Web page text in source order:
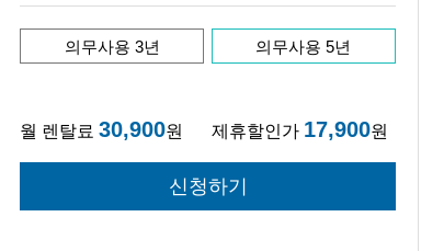
의무사용 3년 의무사용 5년
월 렌탈료 30,900원 제휴할인가 17,900원